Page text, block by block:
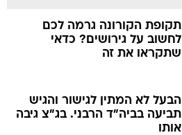
תקופת הקורונה גרמה לכם
לחשוב על גירושים? כדאי
שתקראו את זה
הבעל לא המתין לגישור והגיש
תביעה בביה"ד הרבני. בג"צ גיבה
אותו